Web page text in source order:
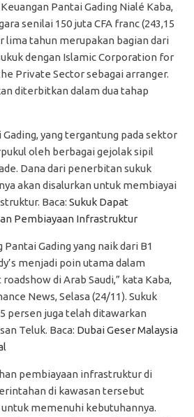
Pantai Gading Nialé Kaba,
senilai 150 juta CFA franc (243,15
lima tahun merupakan bagian dari
dengan Islamic Corporation for
Private Sector sebagai arranger.
diterbitkan dalam dua tahap
yang tergantung pada sektor
oleh berbagai gejolak sipil
Dana dari penerbitan sukuk
akan disalurkan untuk membiayai
Baca: Sukuk Dapat
Pembiayaan Infrastruktur
Gading yang naik dari B1
menjadi poin utama dalam
di Arab Saudi,” kata Kaba,
News, Selasa (24/11). Sukuk
persen juga telah ditawarkan
Teluk. Baca: Dubai Geser Malaysia
pembiayaan infrastruktur di
di kawasan tersebut
memenuhi kebutuhannya.